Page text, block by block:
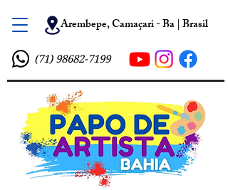
Arembepe, Camaçari - Ba | Brasil
(71) 98682-7199